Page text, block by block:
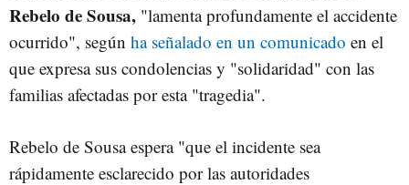
Rebelo de Sousa, "lamenta profundamente el accidente
ocurrido", según ha señalado en un comunicado en el
que expresa sus condolencias y "solidaridad" con las
familias afectadas por esta "tragedia".
Rebelo de Sousa espera "que el incidente sea
rápidamente esclarecido por las autoridades